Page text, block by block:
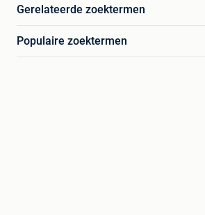
Gerelateerde zoektermen
Populaire zoektermen